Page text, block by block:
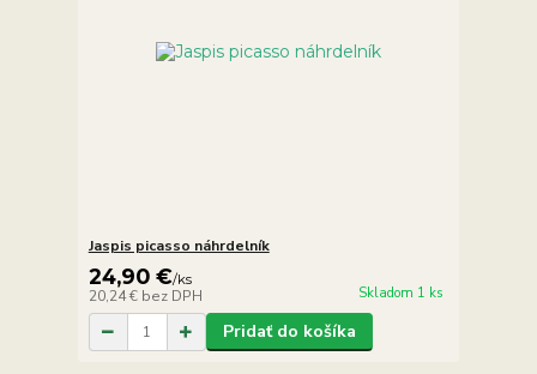
Jaspis picasso náhrdelník
24,90 €/ks
20,24 € bez DPH Skladom 1 ks
Pridať do košíka